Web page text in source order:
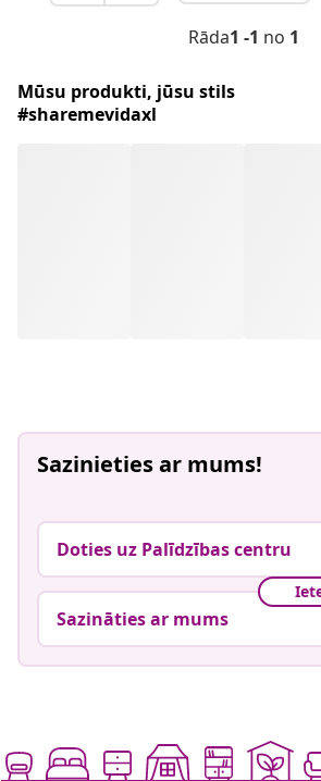
Rāda1 -1 no 1
Mūsu produkti, jūsu stils
#sharemevidaxl
Sazinieties ar mums!
Doties uz Palīdzības centru
Sazināties ar mums